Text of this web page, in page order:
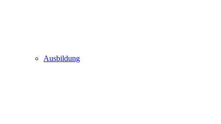
Ausbildung